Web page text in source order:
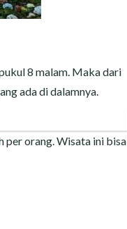
8 malam. Maka dari
ada di dalamnya.
per orang. Wisata ini bisa